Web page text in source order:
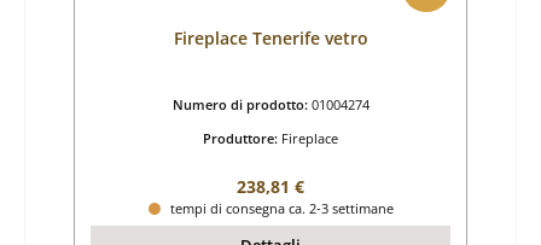
Fireplace Tenerife vetro
Numero di prodotto: 01004274
Produttore: Fireplace
Prezzo normale:
238,81 €
tempi di consegna ca. 2-3 settimane